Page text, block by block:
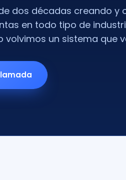
dos décadas creando y
en todo tipo de
volvimos un sistema que